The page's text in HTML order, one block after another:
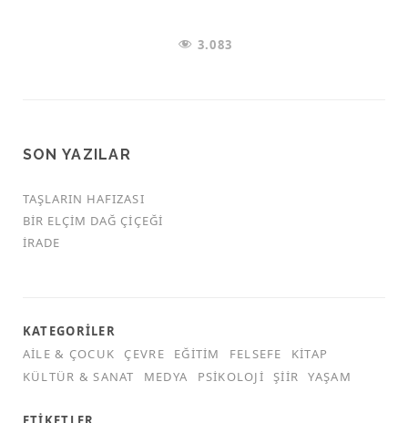
3.083
SON YAZILAR
TAŞLARIN HAFIZASI
BIR ELÇIM DAĞ ÇIÇEĞI
İRADE
KATEGORILER
AILE & ÇOCUK
ÇEVRE EĞITIM FELSEFE
KITAP
KÜLTÜR & SANAT
MEDYA PSIKOLOJI ŞIIR YAŞAM